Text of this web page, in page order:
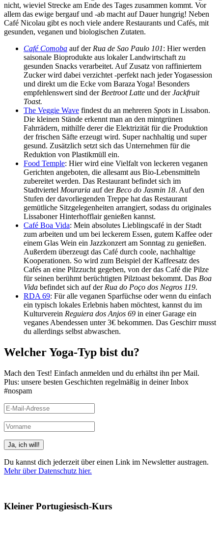
nicht, wieviel Strecke am Ende des Tages zusammen kommt. Vor
allem das ewige bergauf und -ab macht auf Dauer hungrig! Neben
Café Nicolau gibt es noch viele andere Restaurants und Cafés, mit
gesunden, veganen und biologischen Zutaten.
Café Comoba auf der Rua de Sao Paulo 101: Hier werden
saisonale Bioprodukte aus lokaler Landwirtschaft zu
gesunden Snacks verarbeitet. Auf Zusatz von raffiniertem
Zucker wird dabei verzichtet -perfekt nach jeder Yogasession
und direkt um die Ecke vom Baraza Yoga! Besonders
empfehlenswert sind der Beetroot Latte und derJackfruit
Toast.
The Veggie Wave findest du an mehreren Spots in Lissabon.
Die kleinen Stände erkennt man an den mintgrünen
Fahrrädern, mithilfe derer die Elektrizität für die Produktion
der frischen Säfte erzeugt wird. Super nachhaltig und super
gesund. Zusätzlich setzt sich das Unternehmen für die
Reduktion von Plastikmüll ein.
Food Temple: Hier wird eine Vielfalt von leckeren veganen
Gerichten angeboten, die allesamt aus Bio-Lebensmitteln
zubereitet werden. Das Restaurant befindet sich im
Stadtviertel Mouraria auf der Beco do Jasmin 18. Auf den
Stufen der davorliegenden Treppe hat das Restaurant
gemütliche Sitzgelegenheiten arrangiert, sodass du originales
Lissaboner Hinterhofflair genießen kannst.
Café Boa Vida: Mein absolutes Lieblingscafé in der Stadt
zum arbeiten und um bei leckerem Essen, gutem Kaffee oder
einem Glas Wein ein Jazzkonzert am Sonntag zu genießen.
Außerdem überzeugt das Café durch coole, nachhaltige
Kooperationen. So wird zum Beispiel der Kaffeesatz des
Cafés an eine Pilzzucht gegeben, von der das Café die Pilze
für seinen berühmt berüchtigten Pilztoast bekommt. Das Boa
Vida befindet sich auf der Rua do Poço dos Negros 119.
RDA 69: Für alle veganen Sparfüchse oder wenn du einfach
ein typisch lokales Erlebnis haben möchtest, kannst du im
Kulturverein Reguiera dos Anjos 69 in einer Garage ein
veganes Abendessen unter 3€ bekommen. Das Geschirr musst
du allerdings selbst abwaschen.
Welcher Yoga-Typ bist du?
Mach den Test! Einfach anmelden und du erhältst ihn per Mail.
Plus: unsere besten Geschichten regelmäßig in deiner Inbox
#nospam
Du kannst dich jederzeit über einen Link im Newsletter austragen.
Mehr über Datenschutz hier.
Kleiner Portugiesisch-Kurs